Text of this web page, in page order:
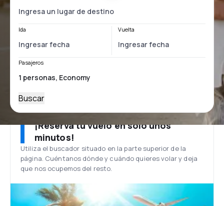
Ida Vuelta
Pasajeros
Buscar
¡Reserva tu vuelo en solo unos
minutos!
Utiliza el buscador situado en la parte superior de la
página. Cuéntanos dónde y cuándo quieres volar y deja
que nos ocupemos del resto.